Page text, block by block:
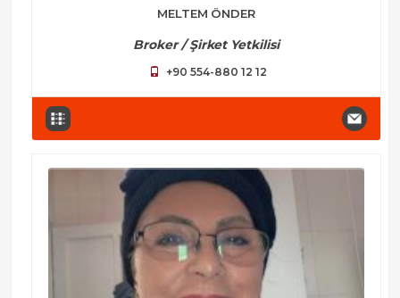
MELTEM ÖNDER
Broker / Şirket Yetkilisi
+90 554-880 12 12